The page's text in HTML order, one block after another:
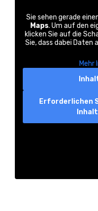
Sie sehen gerade
Maps. Um auf den
klicken Sie auf die
Sie, dass dabei
Erforderlichen